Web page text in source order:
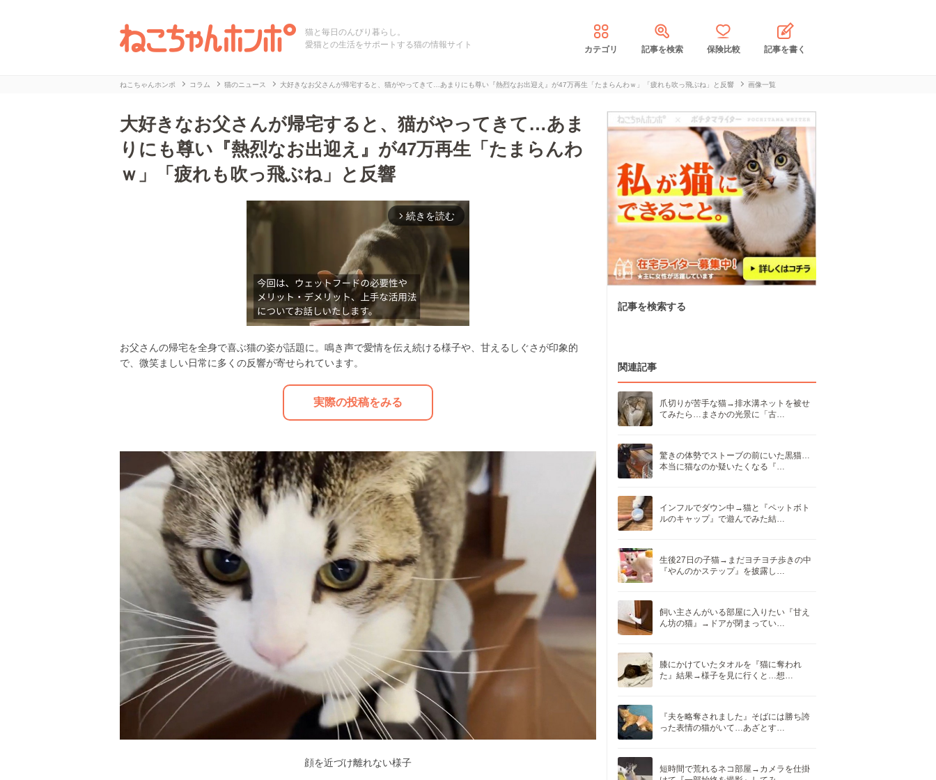
猫と毎日のんびり暮らし。
愛猫との生活をサポートする猫の情報サイト
カテゴリ 記事を検索 保険比較 記事を書く
ねこちゃんホンポ コラム 猫のニュース 大好きなお父さんが帰宅すると、猫がやってきて…あまりにも尊い『熱烈なお出迎え』が47万再生「たまらんわｗ」「疲れも吹っ飛ぶね」と反響 画像一覧
大好きなお父さんが帰宅すると、猫がやってきて…あま
りにも尊い『熱烈なお出迎え』が47万再生「たまらんわ
ｗ」「疲れも吹っ飛ぶね」と反響
arrow_forward_ios 続きを読む
お父さんの帰宅を全身で喜ぶ猫の姿が話題に。鳴き声で愛情を伝え続ける様子や、甘えるしぐさが印象的
で、微笑ましい日常に多くの反響が寄せられています。
実際の投稿をみる
顔を近づけ離れない様子
記事を検索する
関連記事
爪切りが苦手な猫→排水溝ネットを被せ
てみたら…まさかの光景に「古…
驚きの体勢でストーブの前にいた黒猫…
本当に猫なのか疑いたくなる『…
インフルでダウン中→猫と『ペットボト
ルのキャップ』で遊んでみた結…
生後27日の子猫→まだヨチヨチ歩きの中
『やんのかステップ』を披露し…
飼い主さんがいる部屋に入りたい『甘え
ん坊の猫』→ドアが閉まってい…
膝にかけていたタオルを『猫に奪われ
た』結果→様子を見に行くと…想…
『夫を略奪されました』そばには勝ち誇
った表情の猫がいて…あざとす…
短時間で荒れるネコ部屋→カメラを仕掛